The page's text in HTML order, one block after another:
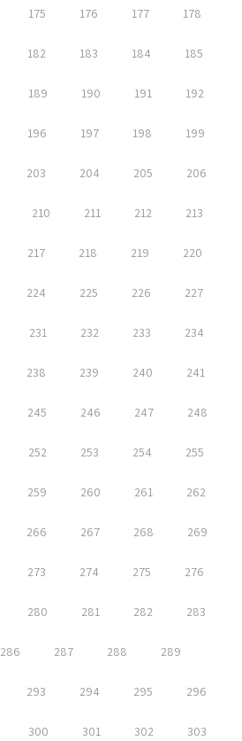
175 176 177 178
182 183 184 185
189 190 191 192
196 197 198 199
203 204 205 206
210 211 212 213
217 218 219 220
224 225 226 227
231 232 233 234
238 239 240 241
245 246 247 248
252 253 254 255
259 260 261 262
266 267 268 269
273 274 275 276
280 281 282 283
286 287 288 289
293 294 295 296
300 301 302 303